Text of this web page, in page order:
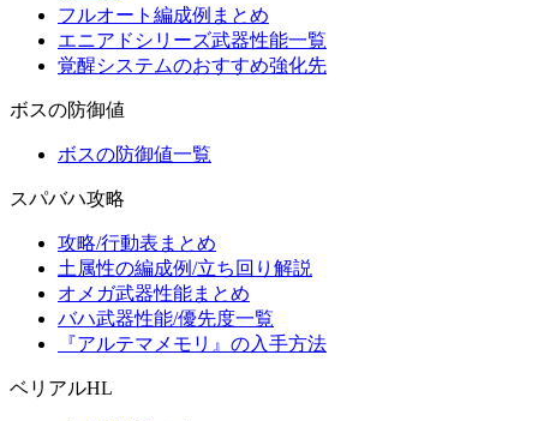
フルオート編成例まとめ
エニアドシリーズ武器性能一覧
覚醒システムのおすすめ強化先
ボスの防御値
ボスの防御値一覧
スパバハ攻略
攻略/行動表まとめ
土属性の編成例/立ち回り解説
オメガ武器性能まとめ
バハ武器性能/優先度一覧
『アルテマメモリ』の入手方法
ベリアルHL